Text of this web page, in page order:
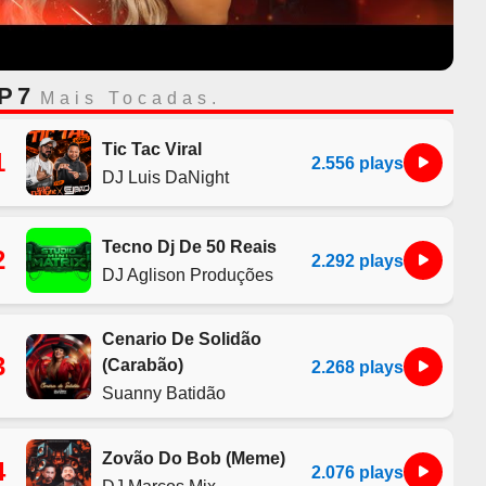
7 Mais Tocadas.
Tic Tac Viral
DJ Luis DaNight
2.556 plays
Tecno Dj De 50 Reais
DJ Aglison Produções
2.292 plays
Cenario De Solidão
(Carabão)
Suanny Batidão
2.268 plays
Zovão Do Bob (Meme)
2.076 plays